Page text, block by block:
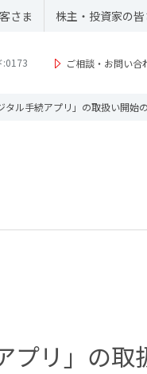
さま 株主・投資家の皆
:0173 ご相談・お問い合
タル手続アプリ」の取扱い開始
プリ」の